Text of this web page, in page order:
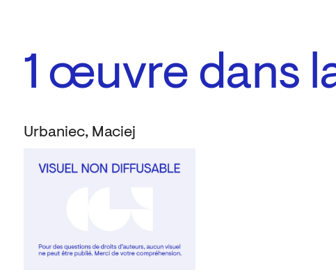
1 œuvre dans
Urbaniec, Maciej